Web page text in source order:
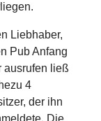
Liebhaber,
Pub Anfang
ausrufen ließ
4
der ihn